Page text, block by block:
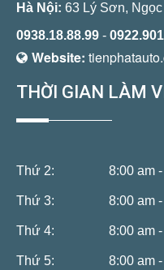
Hà Nội: 63 Lý Sơn,
0938.18.88.99 -
Website:
THỜI GIAN LÀM
Thứ 2: 8:00 am
Thứ 3: 8:00 am
Thứ 4: 8:00 am
Thứ 5: 8:00 am